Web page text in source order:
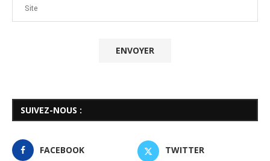
SUIVEZ-NOUS :
FACEBOOK TWITTER